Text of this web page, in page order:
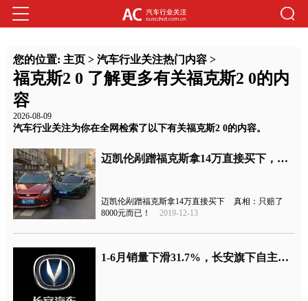
您的位置: 主页> 汽车行业关注热门内容>
福克斯2 0 了解更多有关福克斯2 0的内
容
2026-08-09
汽车行业关注为你在全网检索了以下有关福克斯2 0的内容。
迈凯伦剐蹭福克斯拿14万直接买下，真相：只赔了8000元而已！
迈凯伦剐蹭福克斯拿14万直接买下
真相：只赔了
8000元而已！
2019-12-13
1-6月销量下滑31.7%，长安旗下自主、合资品牌跌跌不休